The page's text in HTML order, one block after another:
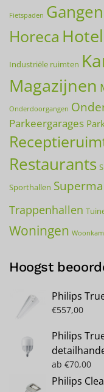
auf
der
Fietspaden Gangen
Horeca
Industriële ruimten
Magazijnen
Onderdoorgangen
Parkeergarages
Restaurants
Sporthallen
Trappenhallen
Woningen
Hoogst
Philips
€557,00
Philips
ab €70,00
Philips